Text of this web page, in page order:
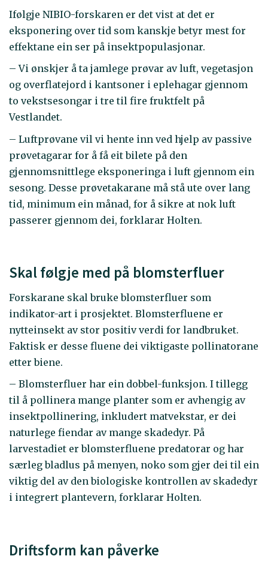
Ifølgje NIBIO-forskaren er det vist at det er
eksponering over tid som kanskje betyr mest for
effektane ein ser på insektpopulasjonar.
– Vi ønskjer å ta jamlege prøvar av luft, vegetasjon
og overflatejord i kantsoner i eplehagar gjennom
to vekstsesongar i tre til fire fruktfelt på
Vestlandet.
– Luftprøvane vil vi hente inn ved hjelp av passive
prøvetagarar for å få eit bilete på den
gjennomsnittlege eksponeringa i luft gjennom ein
sesong. Desse prøvetakarane må stå ute over lang
tid, minimum ein månad, for å sikre at nok luft
passerer gjennom dei, forklarar Holten.
Skal følgje med på blomsterfluer
Forskarane skal bruke blomsterfluer som
indikator-art i prosjektet. Blomsterfluene er
nytteinsekt av stor positiv verdi for landbruket.
Faktisk er desse fluene dei viktigaste pollinatorane
etter biene.
– Blomsterfluer har ein dobbel-funksjon. I tillegg
til å pollinera mange planter som er avhengig av
insektpollinering, inkludert matvekstar, er dei
naturlege fiendar av mange skadedyr. På
larvestadiet er blomsterfluene predatorar og har
særleg bladlus på menyen, noko som gjer dei til ein
viktig del av den biologiske kontrollen av skadedyr
i integrert plantevern, forklarar Holten.
Driftsform kan påverke